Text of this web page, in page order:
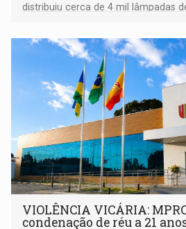
distribuiu cerca de 4 mil lâmpadas
comunidade
VIOLÊNCIA VICÁRIA:
condenação de réu a 21